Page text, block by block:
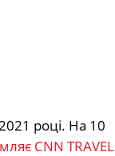
році. На 10
CNN TRAVEL